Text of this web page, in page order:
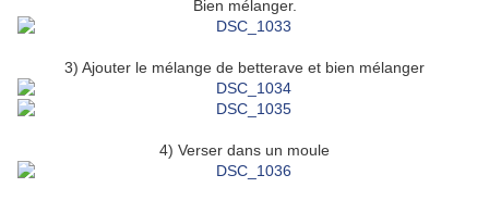
Bien mélanger.
3) Ajouter le mélange de betterave et bien mélanger
4) Verser dans un moule